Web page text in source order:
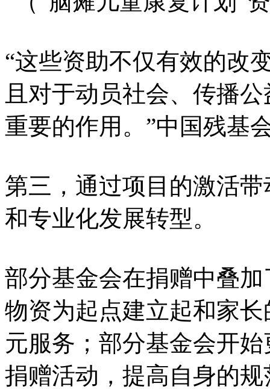
“这些资助不仅有效的改
且对于动员社会、传播
重要的作用。”中国残基
第三，通过项目的激活
和专业化发展转型。
部分基金会在捐赠中叠
物资为起点建立起和家
元服务；部分基金会开
捐赠活动，提高自身的